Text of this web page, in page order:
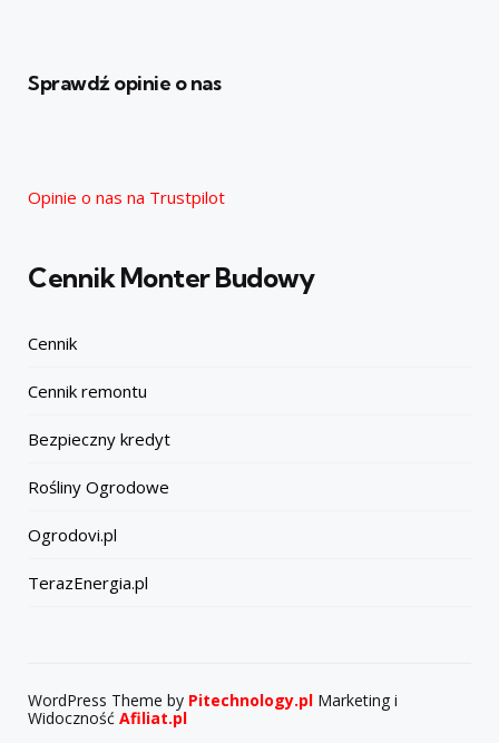
Sprawdź opinie o nas
Opinie o nas na Trustpilot
Cennik Monter Budowy
Cennik
Cennik remontu
Bezpieczny kredyt
Rośliny Ogrodowe
Ogrodovi.pl
TerazEnergia.pl
WordPress Theme by Pitechnology.pl Marketing i
Widoczność Afiliat.pl